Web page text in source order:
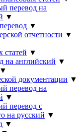
перевод на
▼
▼
отчетности ▼
статей ▼
на английский ▼
▼
документации ▼
перевод на
▼
перевод с
на русский ▼
▼